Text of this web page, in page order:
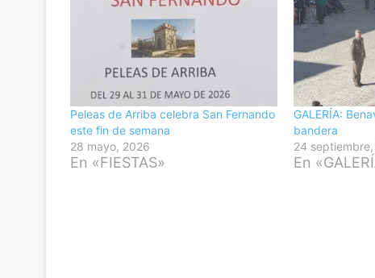
Peleas de Arriba celebra San Fernando
este fin de semana
28 mayo, 2026
En «FIESTAS»
GALERÍA:
bandera
24
En